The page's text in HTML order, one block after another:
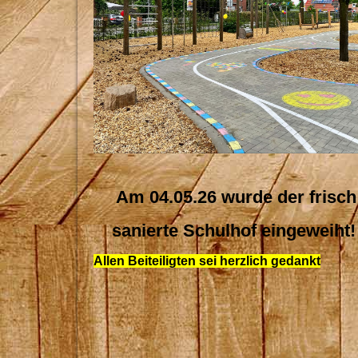
Am 04.05.26 wurde der frisch
sanierte Schulhof
Allen Beiteiligten sei herzlich gedankt